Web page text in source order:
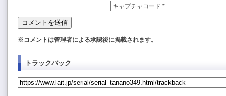
キャプチャコード *
※コメントは管理者による承認後に掲載されます。
トラックバック